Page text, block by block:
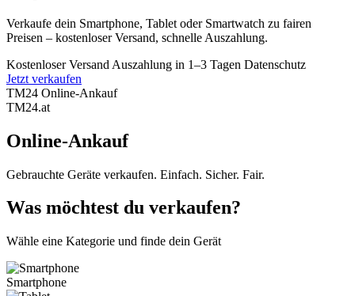
Verkaufe dein Smartphone, Tablet oder Smartwatch zu fairen
Preisen – kostenloser Versand, schnelle Auszahlung.
Kostenloser Versand Auszahlung in 1–3 Tagen Datenschutz
Jetzt verkaufen
TM24 Online-Ankauf
TM24.at
Online-Ankauf
Gebrauchte Geräte verkaufen. Einfach. Sicher. Fair.
Was möchtest du verkaufen?
Wähle eine Kategorie und finde dein Gerät
Smartphone